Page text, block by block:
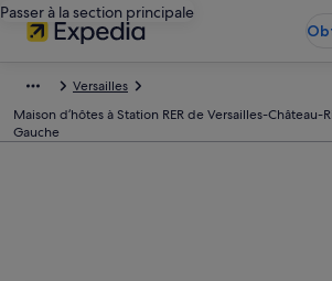
Passer à la section principale
Versailles
Maison d’hôtes à Station RER de Versailles-Château-
Gauche